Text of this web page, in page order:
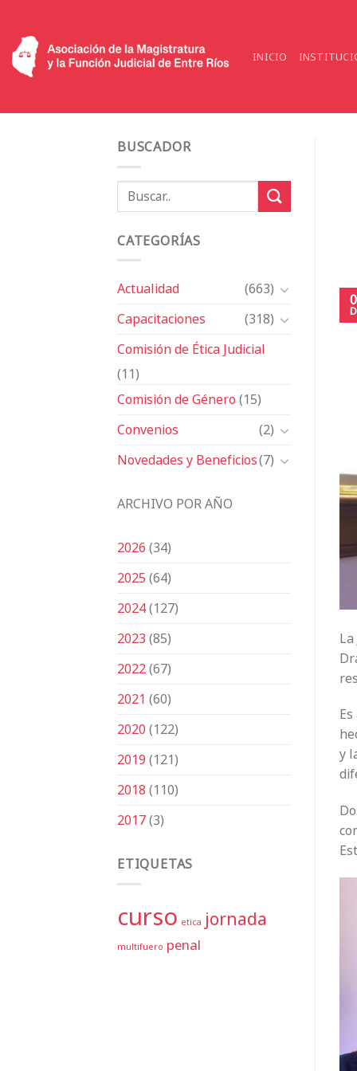
contenido
INICIO
BUSCADOR
CATEGORÍAS
Actualidad
(663)
Capacitaciones
(318)
Comisión de Ética Judicial
(11)
Comisión de Género(15)
Convenios
(2)
Novedades y Beneficios(7)
ARCHIVO POR AÑO
2026(34)
2025(64)
2024(127)
2023(85)
2022(67)
2021 (60)
2020(122)
2019(121)
2018(110)
2017(3)
ETIQUETAS
curso etica jornada
multifuero penal
y